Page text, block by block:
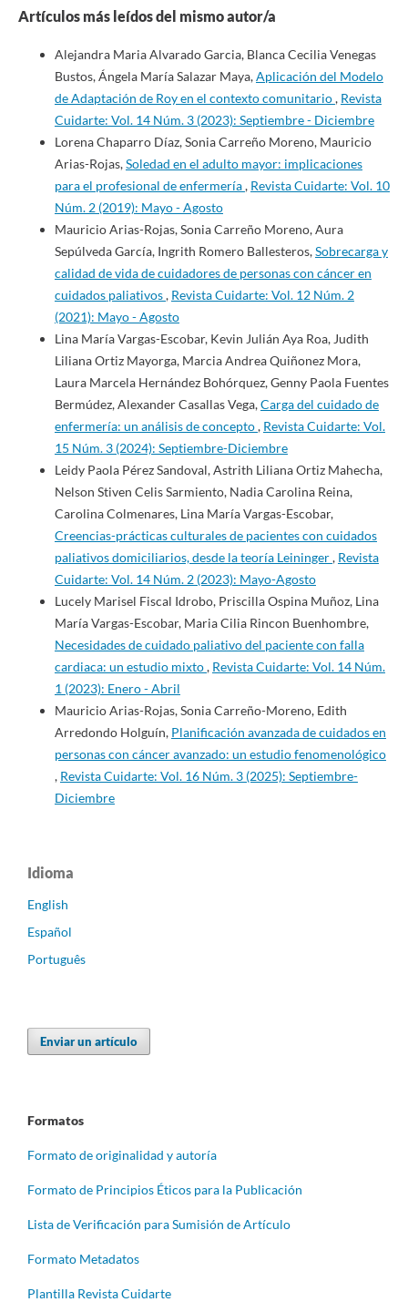
Artículos más leídos del mismo autor/a
Alejandra Maria Alvarado Garcia, Blanca Cecilia Venegas
Bustos, Ángela María Salazar Maya,Aplicación del Modelo
de Adaptación de Roy en el contexto comunitario, Revista
Cuidarte: Vol. 14 Núm. 3 (2023): Septiembre - Diciembre
Lorena Chaparro Díaz, Sonia Carreño Moreno, Mauricio
Arias-Rojas,Soledad en el adulto mayor: implicaciones
para el profesional de enfermería, Revista Cuidarte: Vol. 10
Núm. 2 (2019): Mayo - Agosto
Mauricio Arias-Rojas, Sonia Carreño Moreno, Aura
Sepúlveda García, Ingrith Romero Ballesteros,Sobrecarga y
calidad de vida de cuidadores de personas con cáncer en
cuidados paliativos, Revista Cuidarte: Vol. 12 Núm. 2
(2021): Mayo - Agosto
Lina María Vargas-Escobar, Kevin Julián Aya Roa, Judith
Liliana Ortiz Mayorga, Marcia Andrea Quiñonez Mora,
Laura Marcela Hernández Bohórquez, Genny Paola Fuentes
Bermúdez, Alexander Casallas Vega,Carga del cuidado de
enfermería: un análisis de concepto, Revista Cuidarte: Vol.
15 Núm. 3 (2024): Septiembre-Diciembre
Leidy Paola Pérez Sandoval, Astrith Liliana Ortiz Mahecha,
Nelson Stiven Celis Sarmiento, Nadia Carolina Reina,
Carolina Colmenares, Lina María Vargas-Escobar,
Creencias-prácticas culturales de pacientes con cuidados
paliativos domiciliarios, desde la teoría Leininger, Revista
Cuidarte: Vol. 14 Núm. 2 (2023): Mayo-Agosto
Lucely Marisel Fiscal Idrobo, Priscilla Ospina Muñoz, Lina
María Vargas-Escobar, Maria Cilia Rincon Buenhombre,
Necesidades de cuidado paliativo del paciente con falla
cardiaca: un estudio mixto, Revista Cuidarte: Vol. 14 Núm.
1 (2023): Enero - Abril
Mauricio Arias-Rojas, Sonia Carreño-Moreno, Edith
Arredondo Holguín, Planificación avanzada de cuidados en
personas con cáncer avanzado: un estudio fenomenológico
, Revista Cuidarte: Vol. 16 Núm. 3 (2025): Septiembre-
Diciembre
Idioma
English
Español
Português
Enviar un artículo
Formatos
Formato de originalidad y autoría
Formato de Principios Éticos para la Publicación
Lista de Verificación para Sumisión de Artículo
Formato Metadatos
Plantilla Revista Cuidarte